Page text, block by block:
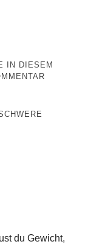
IN DIESEM
du Gewicht,